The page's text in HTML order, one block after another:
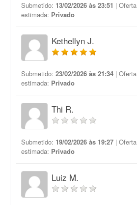
Submetido: 13/02/2026 às 23:51 |
estimada: Privado
Kethellyn J.
Submetido: 23/02/2026 às 21:34 |
estimada: Privado
Thi R.
Submetido: 19/02/2026 às 19:27 |
estimada: Privado
Luiz M.